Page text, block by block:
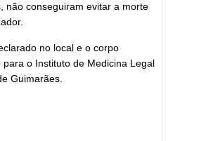
não conseguiram evitar a morte
no local e o corpo
para o Instituto de Medicina Legal
Guimarães.